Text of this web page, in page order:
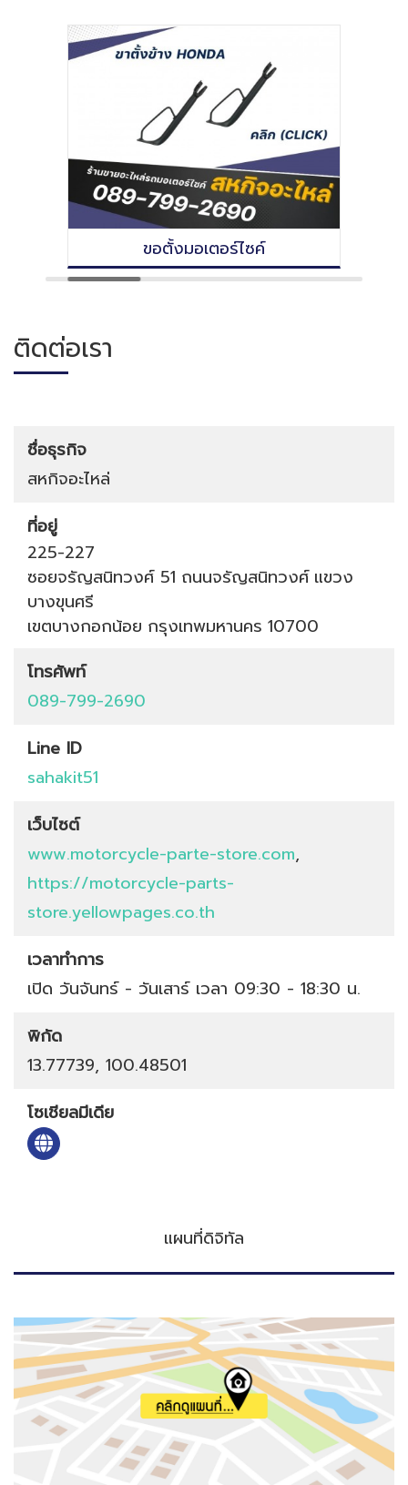
ขอตั้งมอเตอร์ไซค์
ติดต่อเรา
ชื่อธุรกิจ
สหกิจอะไหล่
ที่อยู่
225-227
ซอยจรัญสนิทวงศ์ 51 ถนนจรัญสนิทวงศ์ แขวง
บางขุนศรี
เขตบางกอกน้อย กรุงเทพมหานคร 10700
โทรศัพท์
089-799-2690
Line ID
sahakit51
เว็บไซต์
www.motorcycle-parte-store.com,
https://motorcycle-parts-
store.yellowpages.co.th
เวลาทำการ
เปิด วันจันทร์ - วันเสาร์ เวลา 09:30 - 18:30 น.
พิกัด
13.77739, 100.48501
โซเชียลมีเดีย
แผนที่ดิจิทัล